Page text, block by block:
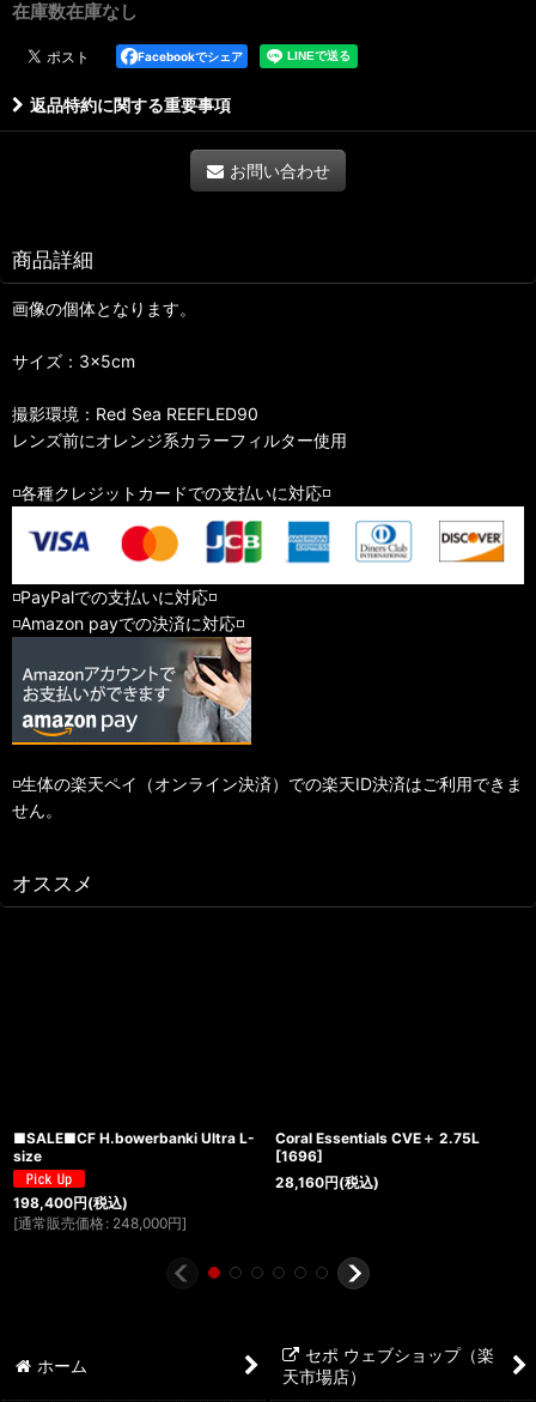
在庫数在庫なし
Facebookでシェア
返品特約に関する重要事項
お問い合わせ
商品詳細
画像の個体となります。
サイズ：3×5cm
撮影環境：Red Sea REEFLED90
レンズ前にオレンジ系カラーフィルター使用
◽️各種クレジットカードでの支払いに対応◽️
◽️PayPalでの支払いに対応◽️
◽️Amazon payでの決済に対応◽️
◽️生体の楽天ペイ（オンライン決済）での楽天ID決済はご利用できま
せん。
オススメ
■SALE■CF H.bowerbanki Ultra L-
size
198,400円(税込)
[通常販売価格 : 248,000円]
Coral Essentials CVE＋ 2.75L
[1696]
28,160円(税込)
ホーム
セポ ウェブショップ（楽
天市場店）